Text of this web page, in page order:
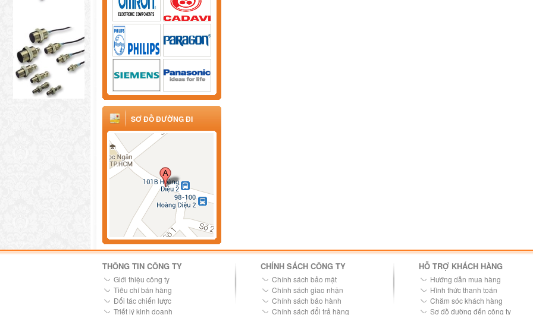
SƠ ĐỒ ĐƯỜNG ĐI
THÔNG TIN CÔNG TY
Giới thiệu công ty
Tiêu chí bán hàng
Đối tác chiến lược
Triết lý kinh doanh
CHÍNH SÁCH CÔNG TY
Chính sách bảo mật
Chính sách giao nhận
Chính sách bảo hành
Chính sách đổi trả hàng
HỖ TRỢ KHÁCH HÀNG
Hướng dẫn mua hàng
Hình thức thanh toán
Chăm sóc khách hàng
Sơ đồ đường đến công ty